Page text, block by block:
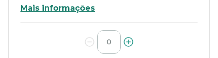
Mais informações